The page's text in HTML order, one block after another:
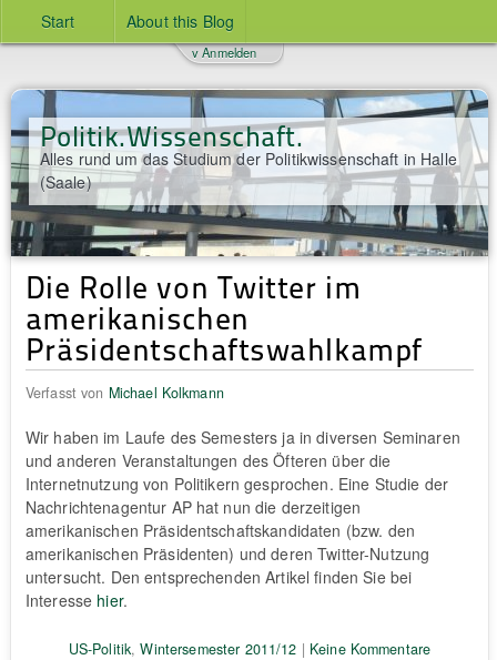
Start About this Blog
Politik.Wissenschaft.
Alles rund um das Studium der Politikwissenschaft in Halle
(Saale)
v Anmelden
Die Rolle von Twitter im
amerikanischen
Präsidentschaftswahlkampf
Verfasst von Michael Kolkmann
Wir haben im Laufe des Semesters ja in diversen Seminaren
und anderen Veranstaltungen des Öfteren über die
Internetnutzung von Politikern gesprochen. Eine Studie der
Nachrichtenagentur AP hat nun die derzeitigen
amerikanischen Präsidentschaftskandidaten (bzw. den
amerikanischen Präsidenten) und deren Twitter-Nutzung
untersucht. Den entsprechenden Artikel finden Sie bei
Interesse hier.
US-Politik,Wintersemester 2011/12 | Keine Kommentare